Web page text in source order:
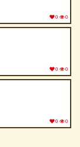
0 0
0 0
0 0